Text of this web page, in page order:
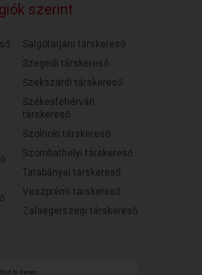
szerint
Salgótarjáni társkereső
Szegedi társkereső
Szekszárdi társkereső
Székesfehérvári
társkereső
Szolnoki társkereső
Szombathelyi társkereső
Tatabányai társkereső
Veszprémi társkereső
Zalaegerszegi társkereső